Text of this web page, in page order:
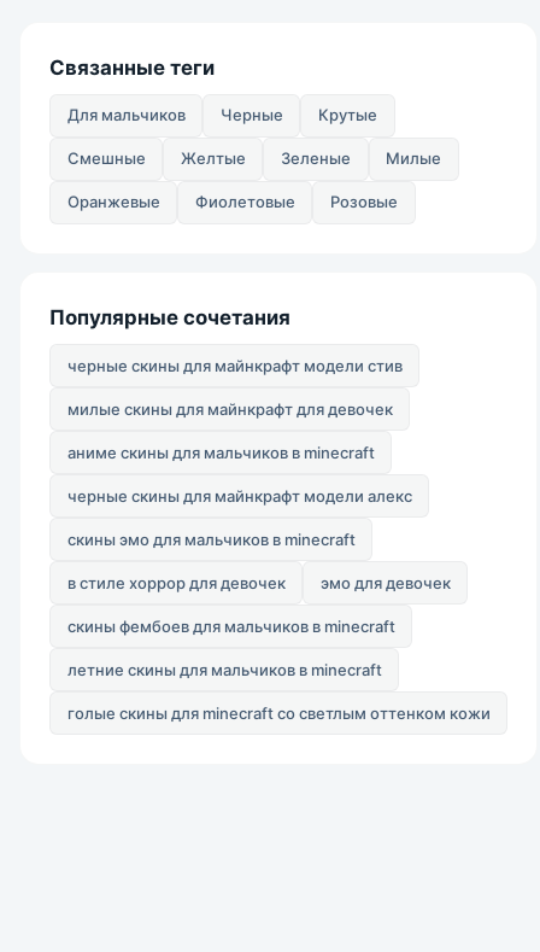
Связанные теги
Для мальчиков Черные Крутые
Смешные Желтые Зеленые Милые
Оранжевые Фиолетовые Розовые
Популярные сочетания
черные скины для майнкрафт модели стив
милые скины для майнкрафт для девочек
аниме скины для мальчиков в minecraft
черные скины для майнкрафт модели алекс
скины эмо для мальчиков в minecraft
в стиле хоррор для девочек эмо для девочек
скины фембоев для мальчиков в minecraft
летние скины для мальчиков в minecraft
голые скины для minecraft со светлым оттенком кожи